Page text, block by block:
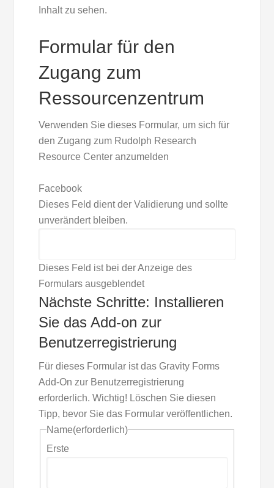
Inhalt zu sehen.
Formular für den
Zugang zum
Ressourcenzentrum
Verwenden Sie dieses Formular, um sich für
den Zugang zum Rudolph Research
Resource Center anzumelden
Facebook
Dieses Feld dient der Validierung und sollte
unverändert bleiben.
Dieses Feld ist bei der Anzeige des
Formulars ausgeblendet
Nächste Schritte: Installieren
Sie das Add-on zur
Benutzerregistrierung
Für dieses Formular ist das Gravity Forms
Add-On zur Benutzerregistrierung
erforderlich. Wichtig! Löschen Sie diesen
Tipp, bevor Sie das Formular veröffentlichen.
Name(erforderlich)
Erste